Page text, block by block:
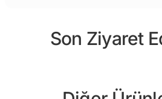
Son Ziyaret